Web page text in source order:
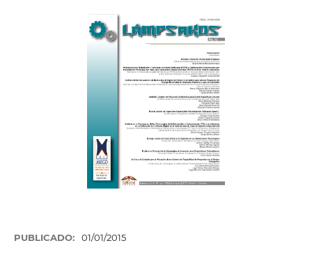
PUBLICADO: 01/01/2015